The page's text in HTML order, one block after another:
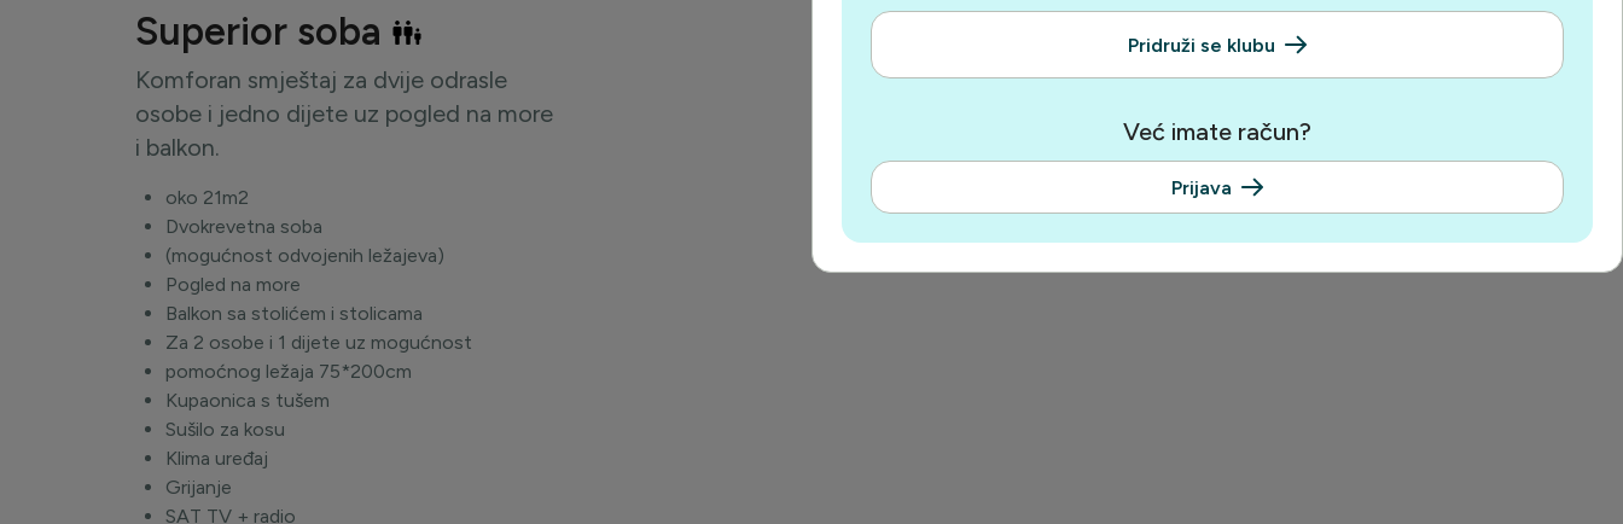
Pridruži se klubu
Već imate račun?
Prijava
Superior soba
Komforan smještaj za dvije odrasle
osobe i jedno dijete uz pogled na more
i balkon.
oko 21m2
Dvokrevetna soba
(mogućnost odvojenih ležajeva)
Pogled na more
Balkon sa stolićem i stolicama
Za 2 osobe i 1 dijete uz mogućnost
pomoćnog ležaja 75*200cm
Kupaonica s tušem
Sušilo za kosu
Klima uređaj
Grijanje
SAT TV + radio